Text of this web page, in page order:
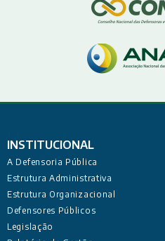
INSTITUCIONAL
A Defensoria Pública
Estrutura Administrativa
Estrutura Organizacional
Defensores Públicos
Legislação